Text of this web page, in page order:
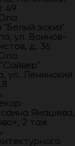
49
эскиз"
ул. Воинов-
д. 36
ул. Ленинский
Ямашева,
2 таж